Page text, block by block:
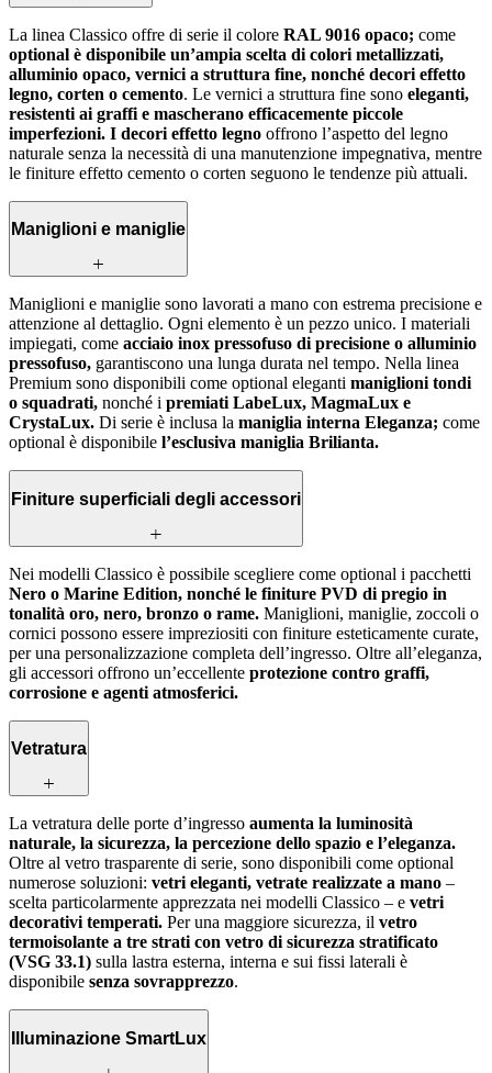
La linea Classico offre di serie il colore RAL 9016 opaco; come
optional è disponibile un’ampia scelta di colori metallizzati,
alluminio opaco, vernici a struttura fine, nonché decori effetto
legno, corten o cemento. Le vernici a struttura fine sono eleganti,
resistenti ai graffi e mascherano efficacemente piccole
imperfezioni. I decori effetto legno offrono l’aspetto del legno
naturale senza la necessità di una manutenzione impegnativa, mentre
le finiture effetto cemento o corten seguono le tendenze più attuali.
Maniglioni e maniglie
Maniglioni e maniglie sono lavorati a mano con estrema precisione e
attenzione al dettaglio. Ogni elemento è un pezzo unico. I materiali
impiegati, come acciaio inox pressofuso di precisione o alluminio
pressofuso, garantiscono una lunga durata nel tempo. Nella linea
Premium sono disponibili come optional eleganti maniglioni tondi
o squadrati, nonché i premiati LabeLux, MagmaLux e
CrystaLux. Di serie è inclusa la maniglia interna Eleganza; come
optional è disponibile l’esclusiva maniglia Brilianta.
Finiture superficiali degli accessori
Nei modelli Classico è possibile scegliere come optional i pacchetti
Nero o Marine Edition, nonché le finiture PVD di pregio in
tonalità oro, nero, bronzo o rame. Maniglioni, maniglie, zoccoli o
cornici possono essere impreziositi con finiture esteticamente curate,
per una personalizzazione completa dell’ingresso. Oltre all’eleganza,
gli accessori offrono un’eccellente protezione contro graffi,
corrosione e agenti atmosferici.
Vetratura
La vetratura delle porte d’ingresso aumenta la luminosità
naturale, la sicurezza, la percezione dello spazio e l’eleganza.
Oltre al vetro trasparente di serie, sono disponibili come optional
numerose soluzioni: vetri eleganti, vetrate realizzate a mano –
scelta particolarmente apprezzata nei modelli Classico – e vetri
decorativi temperati. Per una maggiore sicurezza, il vetro
termoisolante a tre strati con vetro di sicurezza stratificato
(VSG 33.1) sulla lastra esterna, interna e sui fissi laterali è
disponibile senza sovrapprezzo.
Illuminazione SmartLux